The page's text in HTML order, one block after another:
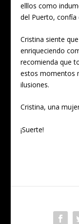
elllos como
del Puerto, confía
Cristina siente
enriqueciendo
recomienda que
estos momentos
ilusiones.
Cristina, una
¡Suerte!